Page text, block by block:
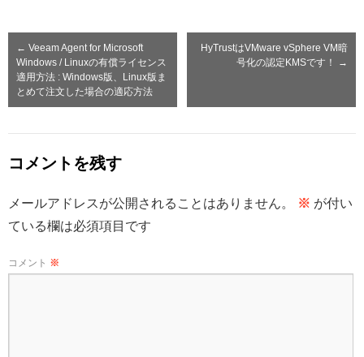
← Veeam Agent for Microsoft
Windows / Linuxの有償ライセンス
適用方法 : Windows版、Linux版ま
とめて注文した場合の適応方法
HyTrustはVMware vSphere VM暗
号化の認定KMSです！
→
コメントを残す
メールアドレスが公開されることはありません。 ※ が付い
ている欄は必須項目です
コメント ※